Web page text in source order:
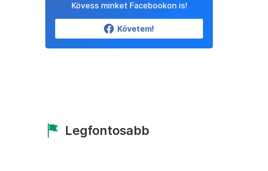
Kövess minket Facebookon is!
Követem!
Legfontosabb